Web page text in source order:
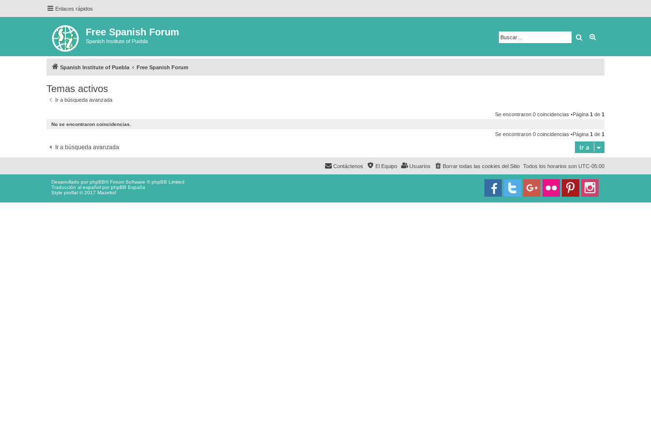
Enlaces rápidos
Free Spanish Forum
Spanish Institute of Puebla Buscar
Spanish Institute of Puebla Free Spanish Forum
Temas activos
Ir a búsqueda avanzada
Se encontraron 0 coincidencias •Página 1 de 1
No se encontraron coincidencias.
Se encontraron 0 coincidencias •Página 1 de 1
Ir a búsqueda avanzada Ir a
Todos los horarios son UTC-05:00
Borrar todas las cookies del Sitio
Usuarios
El Equipo
Contáctenos
Desarrollado porphpBB® Forum Software © phpBB Limited
Traducción al español porphpBB España
Style proflat © 2017 Mazeltof